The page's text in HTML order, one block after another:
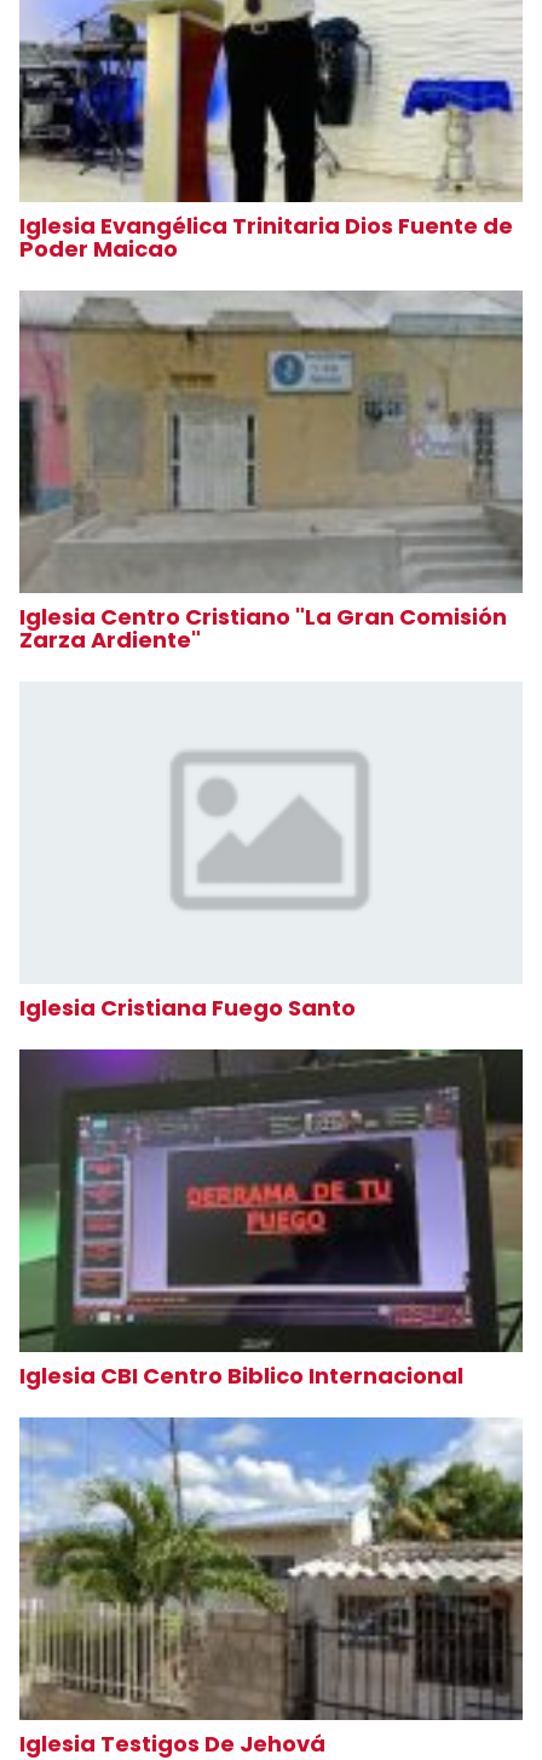
Iglesia Evangélica Trinitaria Dios Fuente de
Poder Maicao
Iglesia Centro Cristiano "La Gran Comisión
Zarza Ardiente"
Iglesia Cristiana Fuego Santo
Iglesia CBI Centro Biblico Internacional
Iglesia Testigos De Jehová